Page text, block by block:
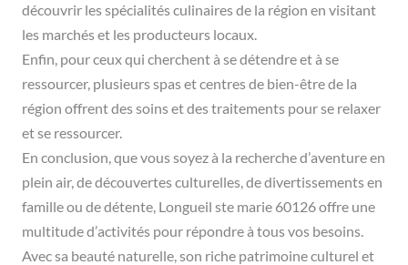
découvrir les spécialités culinaires de la région en visitant
les marchés et les producteurs locaux.
Enfin, pour ceux qui cherchent à se détendre et à se
ressourcer, plusieurs spas et centres de bien-être de la
région offrent des soins et des traitements pour se relaxer
et se ressourcer.
En conclusion, que vous soyez à la recherche d’aventure en
plein air, de découvertes culturelles, de divertissements en
famille ou de détente, Longueil ste marie 60126 offre une
multitude d’activités pour répondre à tous vos besoins.
Avec sa beauté naturelle, son riche patrimoine culturel et